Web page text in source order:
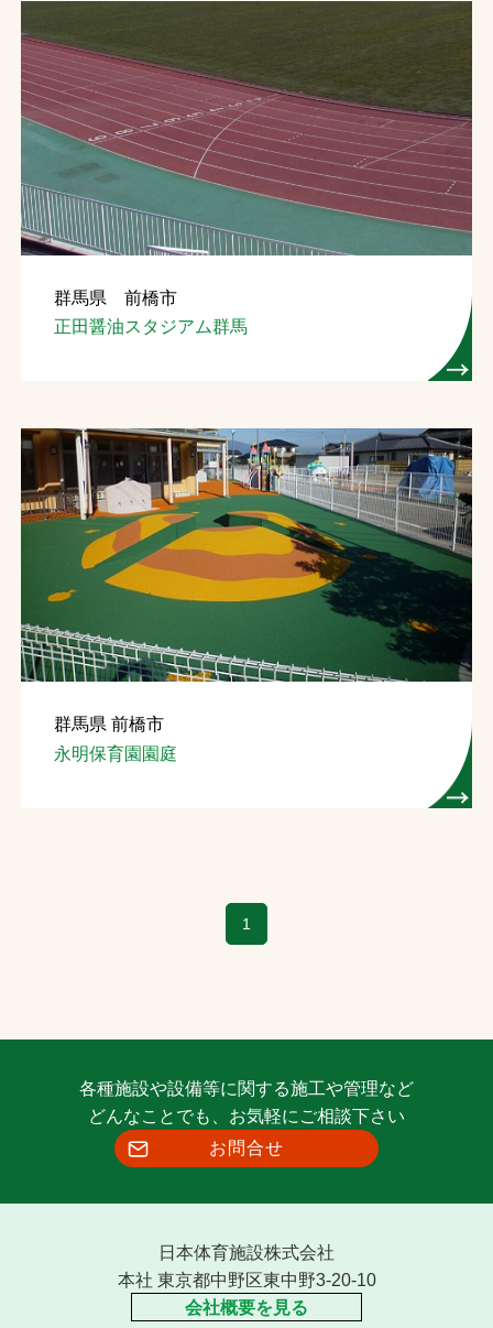
ソーシャルメディアポリシー
Instagram
Facebook
YouTube
文字の見えづらさや操作にお困りの方へ
群馬県 前橋市
正田醤油スタジアム群馬
群馬県 前橋市
永明保育園園庭
1
各種施設や設備等に関する施工や管理など
どんなことでも、お気軽にご相談下さい
お問合せ
日本体育施設株式会社
本社 東京都中野区東中野3-20-10
会社概要を見る